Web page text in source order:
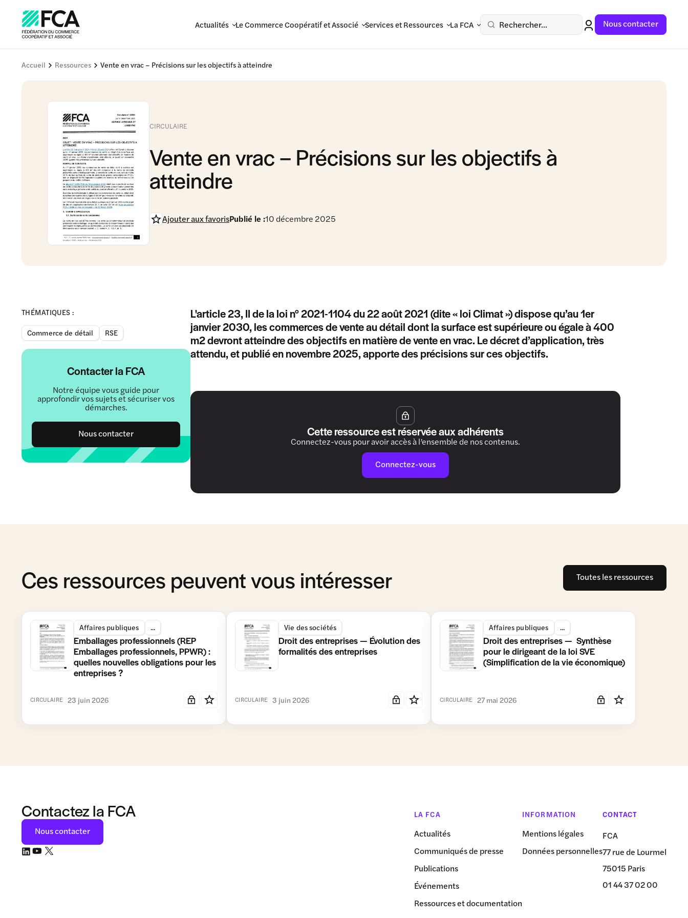
Actualités Le Commerce Coopératif et Associé Services et Ressources La FCA Rechercher... Nous contacter
Accueil Ressources Vente en vrac – Précisions sur les objectifs à atteindre
CIRCULAIRE
Vente en vrac – Précisions sur les objectifs à
atteindre
Ajouter aux favorisPublié le :10 décembre 2025
THÉMATIQUES :
Commerce de détail
RSE
Contacter la FCA
Notre équipe vous guide pour
approfondir vos sujets et sécuriser vos
démarches.
Nous contacter
L'article 23, II de la loi n° 2021-1104 du 22 août 2021 (dite « loi Climat ») dispose qu’au 1er
janvier 2030, les commerces de vente au détail dont la surface est supérieure ou égale à 400
m2 devront atteindre des objectifs en matière de vente en vrac. Le décret d’application, très
attendu, et publié en novembre 2025, apporte des précisions sur ces objectifs.
Cette ressource est réservée aux adhérents
Connectez-vous pour avoir accès à l’ensemble de nos contenus.
Connectez-vous
Ces ressources peuvent vous intéresser Toutes les ressources
Affaires publiques ...
Emballages professionnels (REP
Emballages professionnels, PPWR) :
quelles nouvelles obligations pour les
entreprises ?
CIRCULAIRE 23 juin 2026
Vie des sociétés
Droit des entreprises — Évolution des
formalités des entreprises
CIRCULAIRE 3 juin 2026
Affaires publiques ...
Droit des entreprises — Synthèse
pour le dirigeant de la loi SVE
(Simplification de la vie économique)
CIRCULAIRE 27 mai 2026
Contactez la FCA
Nous contacter
LA FCA
Actualités
Communiqués de presse
Publications
Événements
Ressources et documentation
INFORMATION
Mentions légales
Données personnelles
CONTACT
FCA
77 rue de Lourmel
75015 Paris
01 44 37 02 00